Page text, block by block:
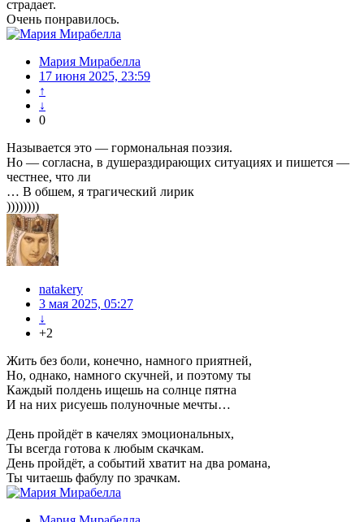
страдает.
Очень понравилось.
Мария Мирабелла
17 июня 2025, 23:59
↑
↓
0
Называется это — гормональная поэзия.
Но — согласна, в душераздирающих ситуациях и пишется —
честнее, что ли
… В обшем, я трагический лирик
))))))))
natakery
3 мая 2025, 05:27
↓
+2
Жить без боли, конечно, намного приятней,
Но, однако, намного скучней, и поэтому ты
Каждый полдень ищешь на солнце пятна
И на них рисуешь полуночные мечты…
День пройдёт в качелях эмоциональных,
Ты всегда готова к любым скачкам.
День пройдёт, а событий хватит на два романа,
Ты читаешь фабулу по зрачкам.